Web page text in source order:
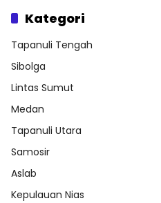
Kategori
Tapanuli Tengah
Sibolga
Lintas Sumut
Medan
Tapanuli Utara
Samosir
Aslab
Kepulauan Nias